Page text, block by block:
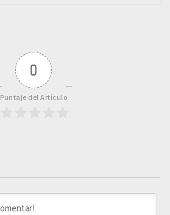
0
Puntaje del Artículo